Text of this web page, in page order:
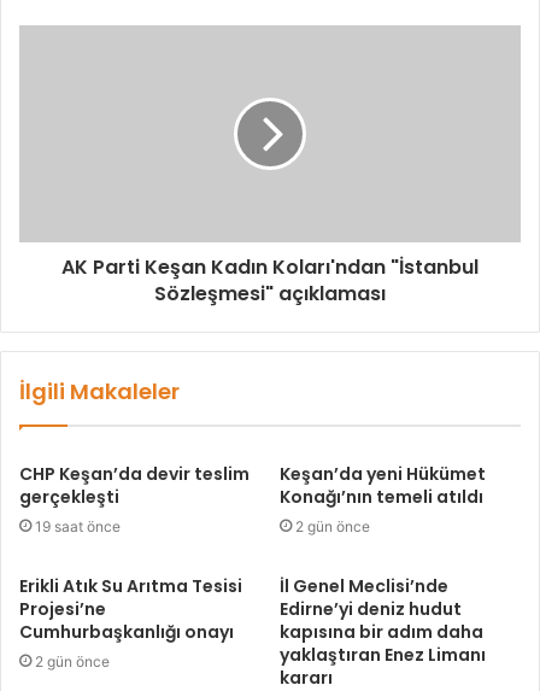
AK Parti Keşan Kadın Koları'ndan "İstanbul
Sözleşmesi" açıklaması
İlgili Makaleler
CHP Keşan’da devir teslim
gerçekleşti
19 saat önce
Keşan’da yeni Hükümet
Konağı’nın temeli atıldı
2 gün önce
Erikli Atık Su Arıtma Tesisi
Projesi’ne
Cumhurbaşkanlığı onayı
2 gün önce
İl Genel Meclisi’nde
Edirne’yi deniz hudut
kapısına bir adım daha
yaklaştıran Enez Limanı
kararı